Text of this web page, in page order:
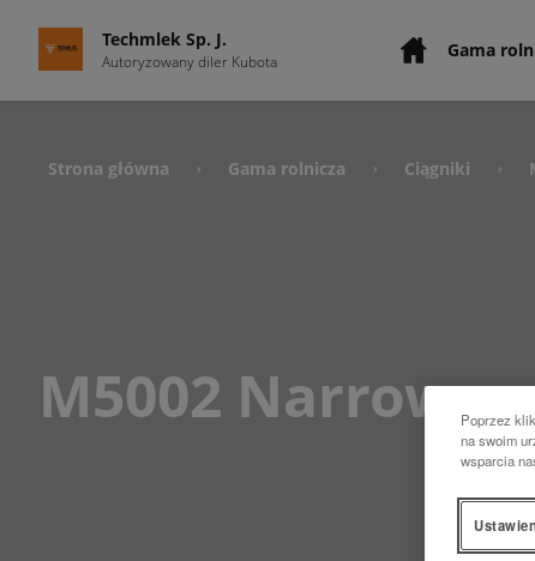
Techmlek Sp. J.
Autoryzowany diler Kubota Gama
Strona główna › Gama rolnicza › Ciągniki ›
M5002 Narrow Poprzez
na swoim
wsparcia